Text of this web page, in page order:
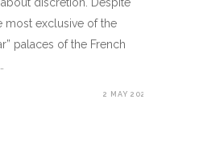
most exclusive of the
palaces of the French
2 MAY 2020